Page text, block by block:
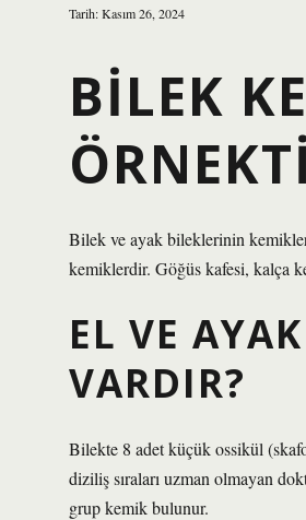
Tarih: Kasım 26, 2024
BILEK
Bilek ve ayak bileklerinin
kemiklerdir. Göğüs kafesi, kalça
EL VE
VARDIR?
Bilekte 8 adet küçük ossikül
diziliş sıraları uzman olmayan
grup kemik bulunur.